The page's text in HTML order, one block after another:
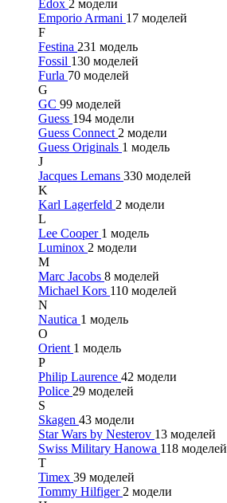
Edox 2 модели
Emporio Armani 17 моделей
F
Festina 231 модель
Fossil 130 моделей
Furla 70 моделей
G
GC 99 моделей
Guess 194 модели
Guess Connect 2 модели
Guess Originals 1 модель
J
Jacques Lemans 330 моделей
K
Karl Lagerfeld 2 модели
L
Lee Cooper 1 модель
Luminox 2 модели
M
Marc Jacobs 8 моделей
Michael Kors 110 моделей
N
Nautica 1 модель
O
Orient 1 модель
P
Philip Laurence 42 модели
Police 29 моделей
S
Skagen 43 модели
Star Wars by Nesterov 13 моделей
Swiss Military Hanowa 118 моделей
T
Timex 39 моделей
Tommy Hilfiger 2 модели